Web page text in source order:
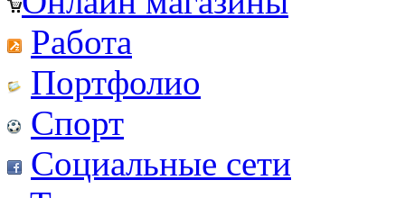
Работа
Портфолио
Спорт
Социальные сети